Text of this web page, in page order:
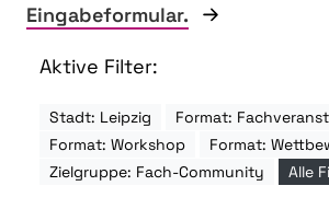
Eingabeformular.
Aktive Filter:
Stadt: Leipzig
Format:
Format: Workshop
Format:
Zielgruppe: Fach-Community
Alle